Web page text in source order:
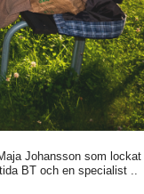
Johansson som lockat
BT och en specialist ..